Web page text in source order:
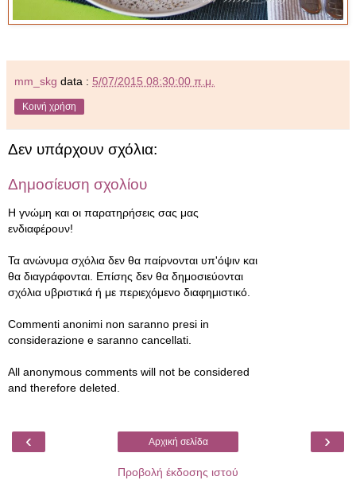
mm_skg data : 5/07/2015 08:30:00 π.μ.
Κοινή χρήση
Δεν υπάρχουν σχόλια:
Δημοσίευση σχολίου
Η γνώμη και οι παρατηρήσεις σας μας
ενδιαφέρουν!
Τα ανώνυμα σχόλια δεν θα παίρνονται υπ'όψιν και
θα διαγράφονται. Επίσης δεν θα δημοσιεύονται
σχόλια υβριστικά ή με περιεχόμενο διαφημιστικό.
Commenti anonimi non saranno presi in
considerazione e saranno cancellati.
All anonymous comments will not be considered
and therefore deleted.
‹ ›
Αρχική σελίδα
Προβολή έκδοσης ιστού